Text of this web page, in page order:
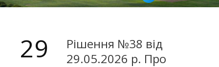
29
Рішення №38 від
29.05.2026 р. Про